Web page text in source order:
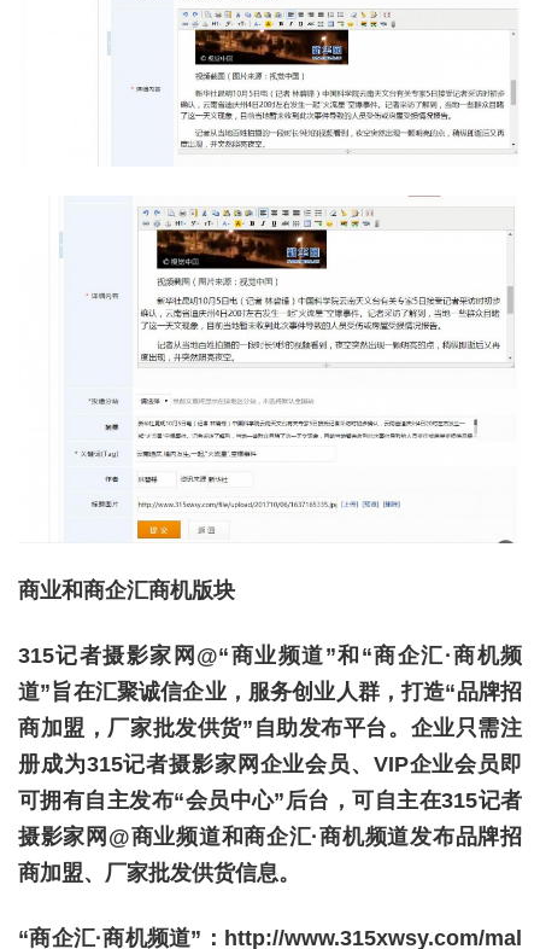
商业和商企汇商机版块
315记者摄影家网@“商业频道”和“商企汇·商机频
道”旨在汇聚诚信企业，服务创业人群，打造“品牌招
商加盟，厂家批发供货”自助发布平台。企业只需注
册成为315记者摄影家网企业会员、VIP企业会员即
可拥有自主发布“会员中心”后台，可自主在315记者
摄影家网@商业频道和商企汇·商机频道发布品牌招
商加盟、厂家批发供货信息。
“商企汇·商机频道”：http://www.315xwsy.com/mal